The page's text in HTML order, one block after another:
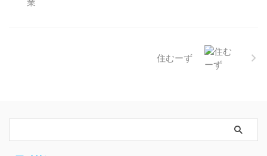
住むーず